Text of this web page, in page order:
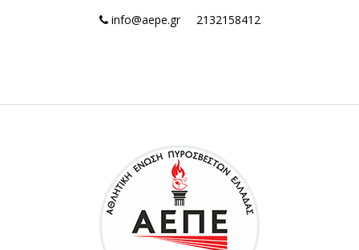
info@aepe.gr 2132158412